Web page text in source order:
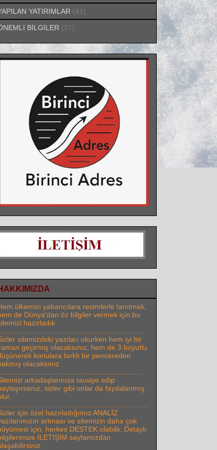
YATIRIMLAR (41)
BİLGİLER (37)
ülkemizi yabancılara resimlerle tanıtmak,
de Dünya'dan öz bilgiler vermek için bu
hazırladık
sitemizdeki yazıları okurken hem iyi bir
geçirmiş olacaksınız, hem de 3 boyutlu
konulara farklı bir pencereden
olacaksınız
arkadaşlarınıza tavsiye edip
sizler gibi onlar da faydalanmış
için özel hazırladığımız ANALİZ
artması ve sitemizin daha çok
için, herkes DESTEK olabilir. Detaylı
İLETİŞİM sayfamızdan